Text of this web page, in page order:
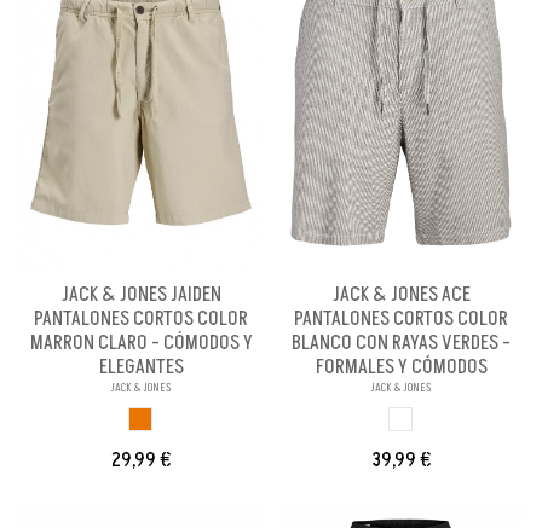
JACK & JONES JAIDEN
PANTALONES CORTOS COLOR
MARRON CLARO - CÓMODOS Y
ELEGANTES
JACK & JONES
29,99 €
JACK & JONES ACE
PANTALONES CORTOS COLOR
BLANCO CON RAYAS VERDES -
FORMALES Y CÓMODOS
JACK & JONES
39,99 €